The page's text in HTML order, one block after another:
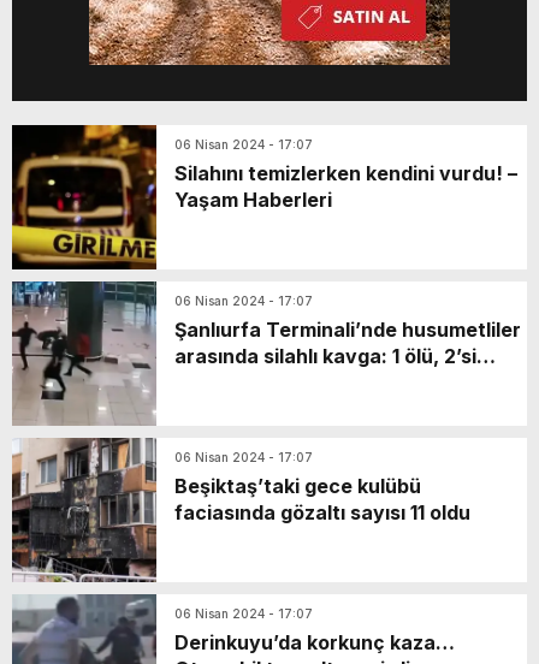
06 Nisan 2024 - 17:07
Silahını temizlerken kendini vurdu! –
Yaşam Haberleri
06 Nisan 2024 - 17:07
Şanlıurfa Terminali’nde husumetliler
arasında silahlı kavga: 1 ölü, 2’si
06 Nisan 2024 - 17:07
Beşiktaş’taki gece kulübü
faciasında gözaltı sayısı 11 oldu
06 Nisan 2024 - 17:07
Derinkuyu’da korkunç kaza…